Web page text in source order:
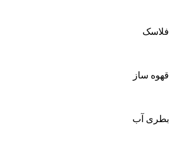
فلاسک
قهوه ساز
بطری آب